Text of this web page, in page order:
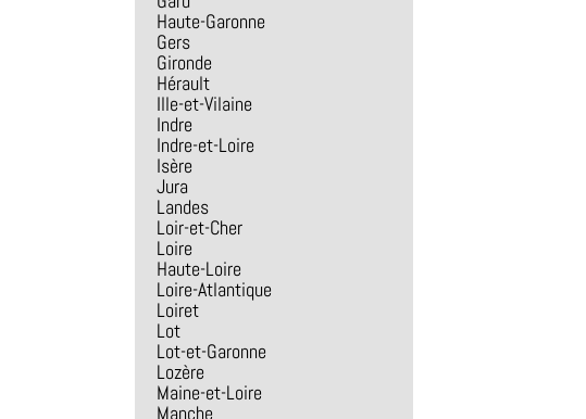
Haute-Garonne
Gers
Gironde
Hérault
Ille-et-Vilaine
Indre
Indre-et-Loire
Isère
Jura
Landes
Loir-et-Cher
Loire
Haute-Loire
Loire-Atlantique
Loiret
Lot
Lot-et-Garonne
Lozère
Maine-et-Loire
Manche